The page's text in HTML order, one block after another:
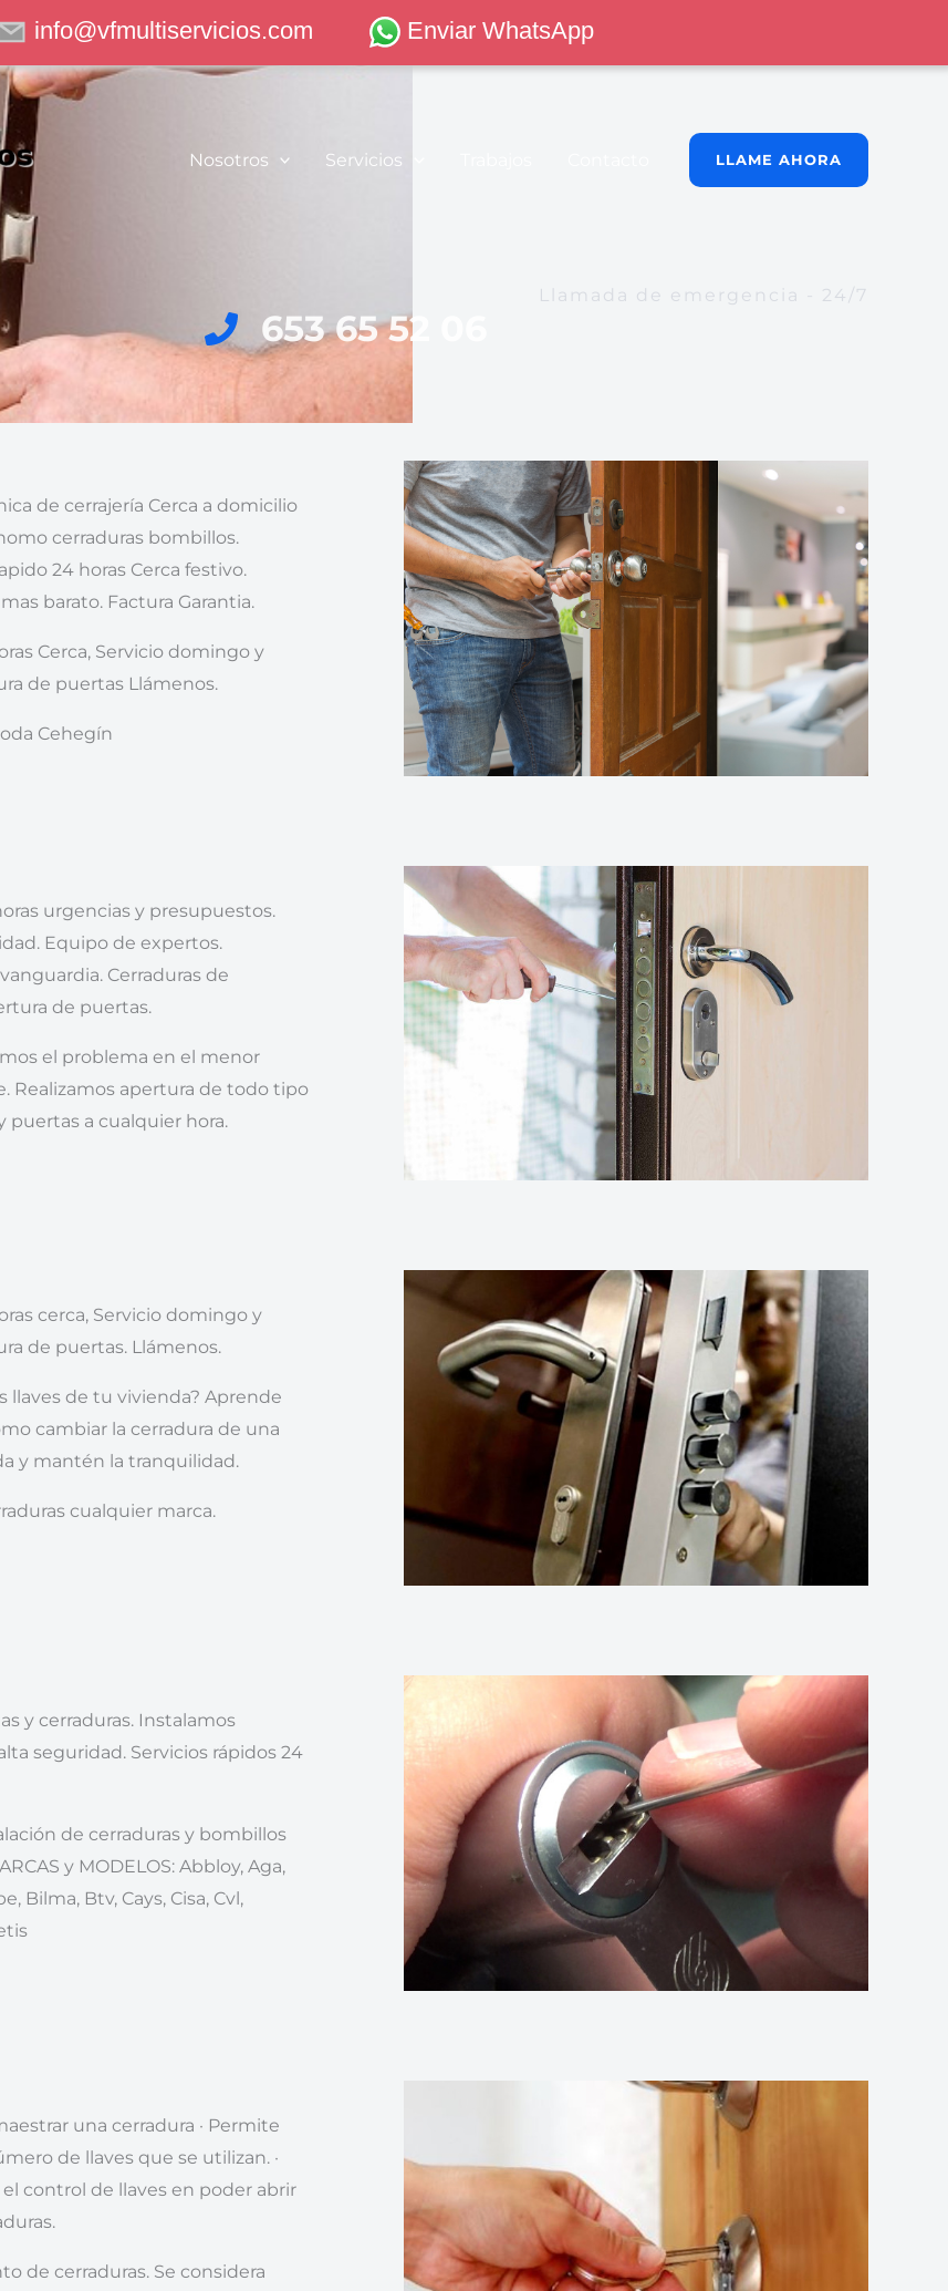
info@vfmultiservicios.com Enviar WhatsApp
Nosotros Servicios LLAME AHORA
Llamada de emergencia - 24/7
653 65 52 06
de cerrajería Cerca a domicilio
cerraduras bombillos.
24 horas Cerca festivo.
barato. Factura Garantia.
Cerca, Servicio domingo y
de puertas Llámenos.
Cehegín
urgencias y presupuestos.
Equipo de expertos.
Cerraduras de
de puertas.
el problema en el menor
Realizamos apertura de todo tipo
puertas a cualquier hora.
cerca, Servicio domingo y
de puertas. Llámenos.
llaves de tu vivienda? Aprende
cambiar la cerradura de una
y mantén la tranquilidad.
cualquier marca.
y cerraduras. Instalamos
seguridad. Servicios rápidos 24
de cerraduras y bombillos
y MODELOS: Abbloy, Aga,
Bilma, Btv, Cays, Cisa, Cvl,
una cerradura · Permite
de llaves que se utilizan. ·
el control de llaves en poder abrir
de cerraduras. Se considera